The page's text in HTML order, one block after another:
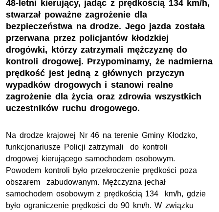
48-letni kierujący, jadąc z prędkością 134 km/h,
stwarzał poważne zagrożenie dla
bezpieczeństwa na drodze. Jego jazda została
przerwana przez policjantów kłodzkiej
drogówki, którzy zatrzymali mężczyznę do
kontroli drogowej. Przypominamy, że nadmierna
prędkość jest jedną z głównych przyczyn
wypadków drogowych i stanowi realne
zagrożenie dla życia oraz zdrowia wszystkich
uczestników ruchu drogowego.
Na drodze krajowej Nr 46 na terenie Gminy Kłodzko,
funkcjonariusze Policji zatrzymali do kontroli
drogowej kierującego samochodem osobowym.
Powodem kontroli było przekroczenie prędkości poza
obszarem zabudowanym. Mężczyzna jechał
samochodem osobowym z prędkością 134 km/h, gdzie
było ograniczenie prędkości do 90 km/h. W związku